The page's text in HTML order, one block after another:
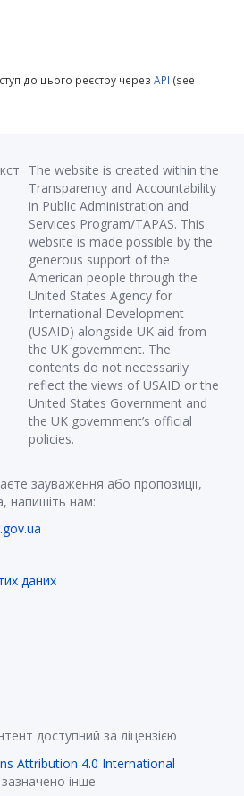
до цього реєстру через API (see
The website is created within the
Transparency and Accountability
in Public Administration and
Services Program/TAPAS. This
website is made possible by the
generous support of the
American people through the
United States Agency for
International Development
(USAID) alongside UK aid from
the UK government. The
contents do not necessarily
reflect the views of USAID or the
United States Government and
the UK government’s official
policies.
зауваження або пропозиції,
напишіть нам:
даних
доступний за ліцензією
Attribution 4.0 International
інше